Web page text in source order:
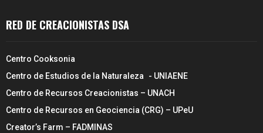
RED DE CREACIONISTAS DSA
Centro Cooksonia
Centro de Estudios de la Naturaleza - UNIAENE
Centro de Recursos Creacionistas – UNACH
Centro de Recursos en Geociencia (CRG) – UPeU
Creator’s Farm – FADMINAS